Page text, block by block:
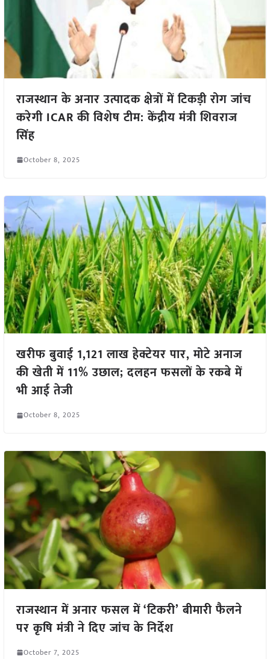
राजस्थान के अनार उत्पादक क्षेत्रों में टिकड़ी रोग जांच
करेगी ICAR की विशेष टीम: केंद्रीय मंत्री शिवराज
सिंह
October 8, 2025
खरीफ बुवाई 1,121 लाख हेक्टेयर पार, मोटे अनाज
की खेती में 11% उछाल; दलहन फसलों के रकबे में
भी आई तेजी
October 8, 2025
राजस्थान में अनार फसल में ‘टिकरी’ बीमारी फैलने
पर कृषि मंत्री ने दिए जांच के निर्देश
October 7, 2025